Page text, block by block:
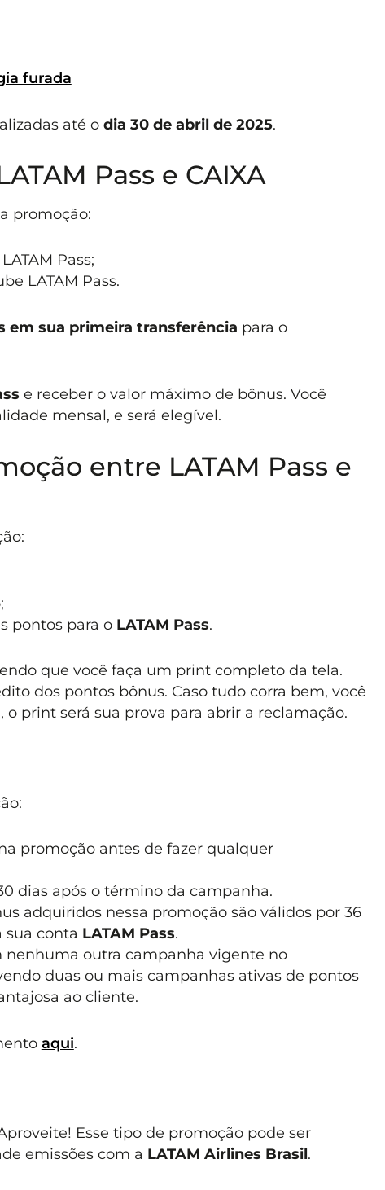
furada
até o dia 30 de abril de 2025.
Pass e CAIXA
promoção:
Pass;
LATAM Pass.
em sua primeira transferência para o
e receber o valor máximo de bônus. Você
mensal, e será elegível.
entre LATAM Pass e
pontos para o LATAM Pass.
que você faça um print completo da tela.
dos pontos bônus. Caso tudo corra bem, você
print será sua prova para abrir a reclamação.
promoção antes de fazer qualquer
dias após o término da campanha.
adquiridos nessa promoção são válidos por 36
sua conta LATAM Pass.
outra campanha vigente no
duas ou mais campanhas ativas de pontos
ao cliente.
aqui.
Esse tipo de promoção pode ser
emissões com a LATAM Airlines Brasil.